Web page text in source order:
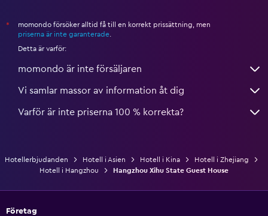
*
momondo försöker alltid få till en korrekt prissättning, men
priserna är inte garanterade
Detta är varför:
momondo är inte försäljaren
Vi samlar massor av information åt dig
Varför är inte priserna 100 % korrekta?
Hotellerbjudanden Hotell i Asien Hotell i Kina
Hotell i Zhejiang
Hotell i Hangzhou
Hangzhou Xihu State Guest House
Företag